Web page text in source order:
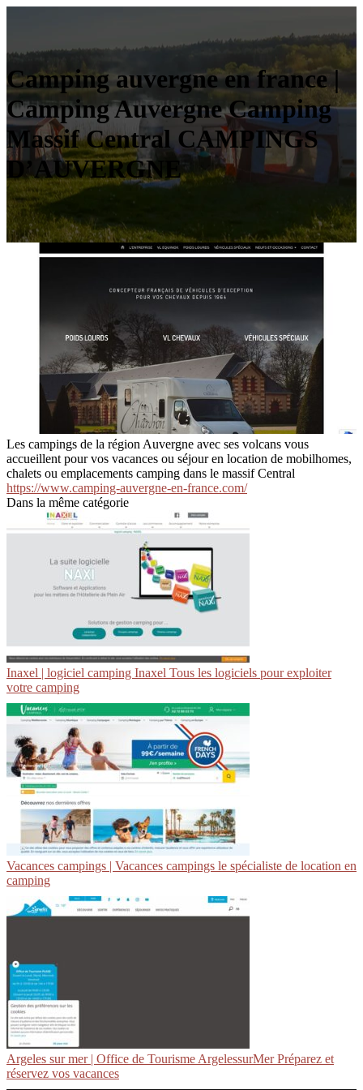
Camping auvergne en france |
Camping Auvergne Camping
Massif Central CAMPINGS
D’AUVERGNE
Les campings de la région Auvergne avec ses volcans vous
accueillent pour vos vacances ou séjour en location de mobilhomes,
chalets ou emplacements camping dans le massif Central
https://www.camping-auvergne-en-france.com/
Dans la même catégorie
Inaxel | logiciel camping Inaxel Tous les logiciels pour exploiter
votre camping
Vacances campings | Vacances campings le spécialiste de location en
camping
Argeles sur mer | Office de Tourisme ArgelessurMer Préparez et
réservez vos vacances